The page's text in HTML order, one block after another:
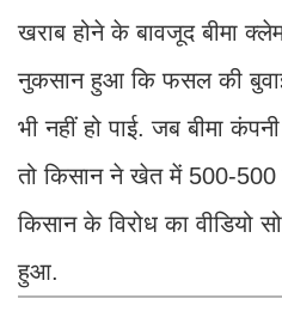
खराब होने के बावजूद बीमा
नुकसान हुआ कि फसल की
भी नहीं हो पाई. जब बीमा
तो किसान ने खेत में 500-500
किसान के विरोध का वीडियो
हुआ.